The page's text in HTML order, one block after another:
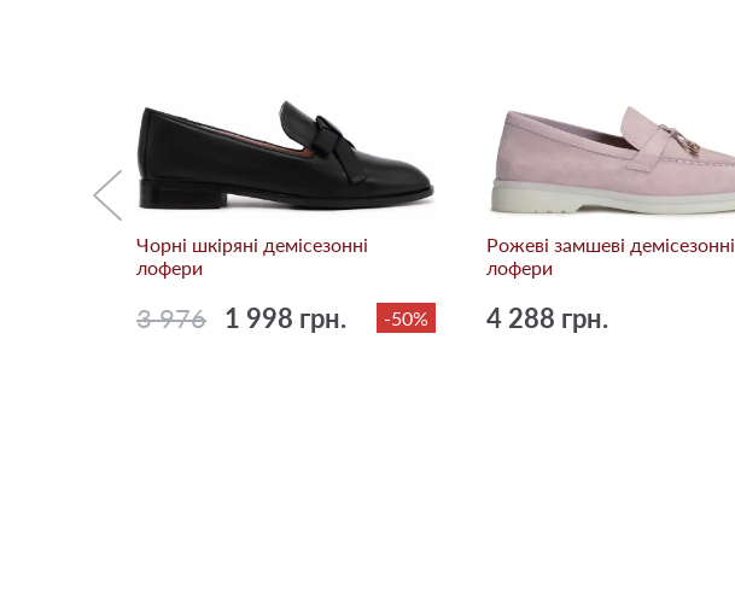
Чорні шкіряні демісезонні
лофери
3 976 1 998 грн. -50%
Рожеві замшеві демісезонні
лофери
4 288 грн.